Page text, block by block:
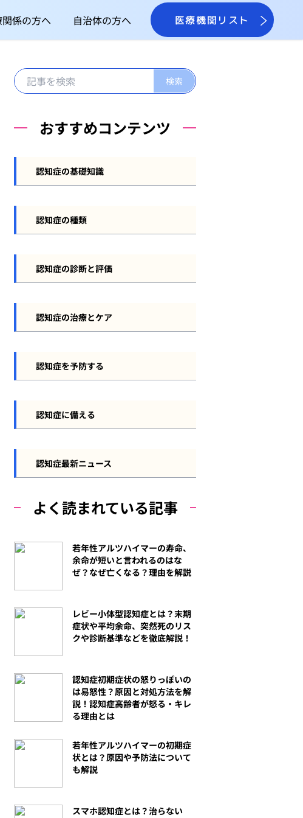
係の方へ 自治体の方へ 医療機関リスト
おすすめコンテンツ
認知症の基礎知識
認知症の症状
認知症の原因
認知症の種類
レビー小体型認知症
前頭側頭型認知症
若年性認知症
認知症の診断と評価
長谷川式
MMSE
自己チェック
認知症の治療とケア
認知症のケアと介護
認知症の法制度・サービス
認知症を予防する
運動
食事
認知症に備える
認知症と保険
認知症と費用
認知症最新ニュース
よく読まれている記事
若年性アルツハイマーの寿命、
余命が短いと言われるのはな
ぜ？なぜ亡くなる？理由を解説
レビー小体型認知症とは？末期
症状や平均余命、突然死のリス
クや診断基準などを徹底解説！
認知症初期症状の怒りっぽいの
は易怒性？原因と対処方法を解
説！認知症高齢者が怒る・キレ
る理由とは
若年性アルツハイマーの初期症
状とは？原因や予防法について
も解説
スマホ認知症とは？治らない